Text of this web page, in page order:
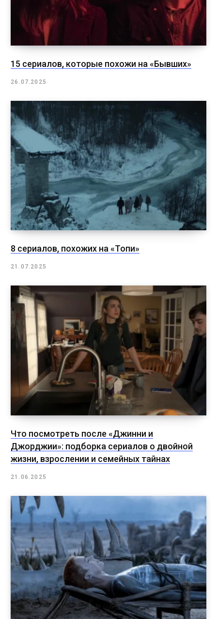
15 сериалов, которые похожи на «Бывших»
26.07.2025
8 сериалов, похожих на «Топи»
21.07.2025
Что посмотреть после «Джинни и
Джорджии»: подборка сериалов о двойной
жизни, взрослении и семейных тайнах
21.06.2025